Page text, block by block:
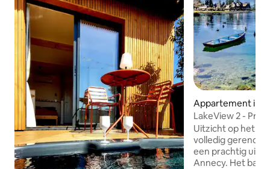
Appartement in
-Lac
LakeView 2 -
du lac
Uitzicht op het
volledig
een prachtig
Annecy. Het